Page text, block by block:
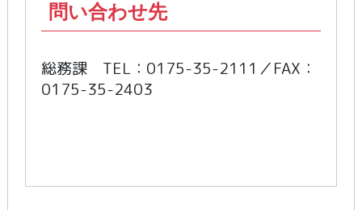
問い合わせ先
総務課 TEL：0175-35-2111／FAX：
0175-35-2403